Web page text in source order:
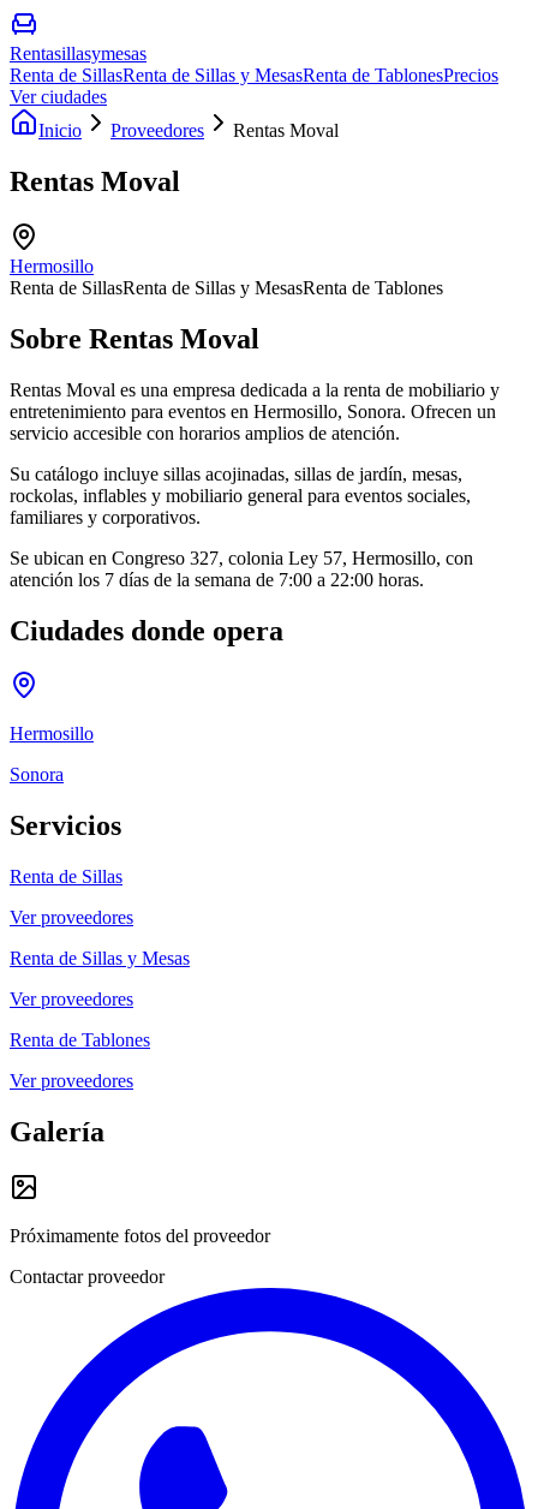
Rentasillasymesas
Renta de SillasRenta de Sillas y MesasRenta de TablonesPrecios
Ver ciudades
Inicio
Proveedores Rentas Moval
Rentas Moval
Hermosillo
Renta de SillasRenta de Sillas y MesasRenta de Tablones
Sobre Rentas Moval
Rentas Moval es una empresa dedicada a la renta de mobiliario y
entretenimiento para eventos en Hermosillo, Sonora. Ofrecen un
servicio accesible con horarios amplios de atención.
Su catálogo incluye sillas acojinadas, sillas de jardín, mesas,
rockolas, inflables y mobiliario general para eventos sociales,
familiares y corporativos.
Se ubican en Congreso 327, colonia Ley 57, Hermosillo, con
atención los 7 días de la semana de 7:00 a 22:00 horas.
Ciudades donde opera
Hermosillo
Sonora
Servicios
Renta de Sillas
Ver proveedores
Renta de Sillas y Mesas
Ver proveedores
Renta de Tablones
Ver proveedores
Galería
Próximamente fotos del proveedor
Contactar proveedor